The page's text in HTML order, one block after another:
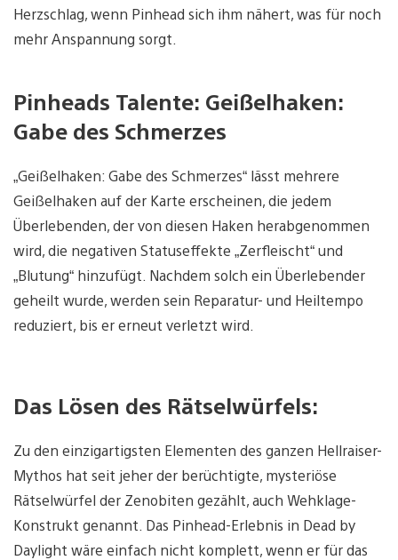
Herzschlag, wenn Pinhead sich ihm nähert, was für noch
mehr Anspannung sorgt.
Pinheads Talente: Geißelhaken:
Gabe des Schmerzes
„Geißelhaken: Gabe des Schmerzes“ lässt mehrere
Geißelhaken auf der Karte erscheinen, die jedem
Überlebenden, der von diesen Haken herabgenommen
wird, die negativen Statuseffekte „Zerfleischt“ und
„Blutung“ hinzufügt. Nachdem solch ein Überlebender
geheilt wurde, werden sein Reparatur- und Heiltempo
reduziert, bis er erneut verletzt wird.
Das Lösen des Rätselwürfels:
Zu den einzigartigsten Elementen des ganzen Hellraiser-
Mythos hat seit jeher der berüchtigte, mysteriöse
Rätselwürfel der Zenobiten gezählt, auch Wehklage-
Konstrukt genannt. Das Pinhead-Erlebnis in Dead by
Daylight wäre einfach nicht komplett, wenn er für das